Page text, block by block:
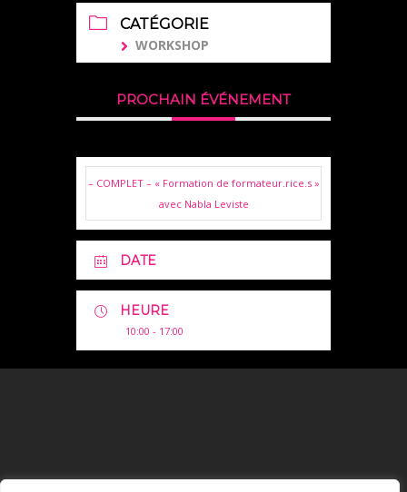
CATÉGORIE
WORKSHOP
PROCHAIN ÉVÉNEMENT
– COMPLET – « Formation de formateur.rice.s »
avec Nabla Leviste
DATE
HEURE
10:00 - 17:00